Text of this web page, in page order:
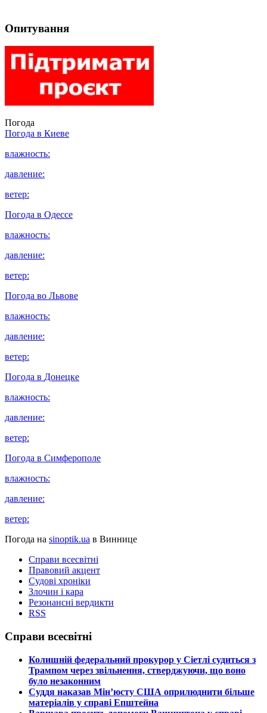
Опитування
Погода
Погода в Киеве
влажность:
давление:
ветер:
Погода в Одессе
влажность:
давление:
ветер:
Погода во Львове
влажность:
давление:
ветер:
Погода в Донецке
влажность:
давление:
ветер:
Погода в Симферополе
влажность:
давление:
ветер:
Погода на sinoptik.ua в Виннице
Справи всесвітні
Правовий акцент
Судові хроніки
Злочин і кара
Резонансні вердикти
RSS
Справи всесвітні
​Колишній федеральний прокурор у Сіетлі судиться з
Трампом через звільнення, стверджуючи, що воно
було незаконним
​Суддя наказав Мін’юсту США оприлюднити більше
матеріалів у справі Епштейна